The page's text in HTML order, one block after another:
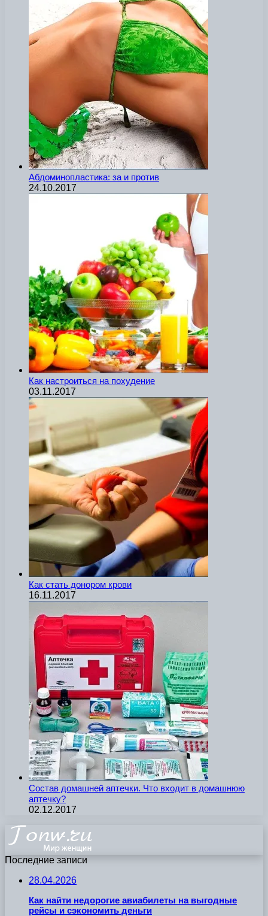
Абдоминопластика: за и против
24.10.2017
Как настроиться на похудение
03.11.2017
Как стать донором крови
16.11.2017
Состав домашней аптечки. Что входит в домашнюю
аптечку?
02.12.2017
Последние записи
28.04.2026
Как найти недорогие авиабилеты на выгодные
рейсы и сэкономить деньги